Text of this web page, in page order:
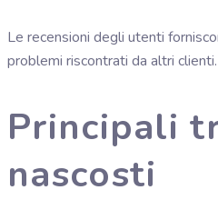
Le recensioni degli utenti
problemi riscontrati da altri
Principali
nascosti